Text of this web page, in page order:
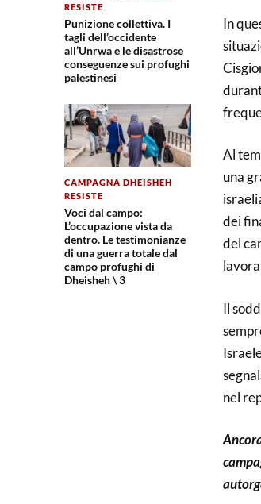
RESISTE
Punizione collettiva. I
tagli dell’occidente
all’Unrwa e le disastrose
conseguenze sui profughi
palestinesi
CAMPAGNA DHEISHEH
RESISTE
Voci dal campo:
L’occupazione vista da
dentro. Le testimonianze
di una guerra totale dal
campo profughi di
Dheisheh \ 3
In
Al
una
dei
del
Il
nel